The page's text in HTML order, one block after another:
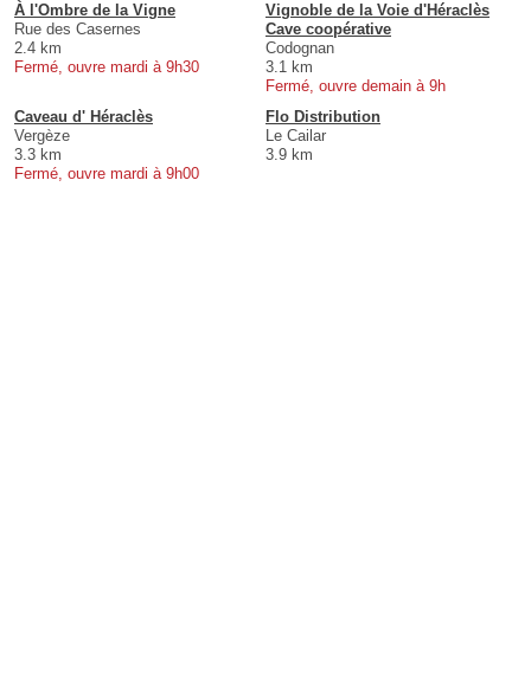
À l'Ombre de la Vigne
Rue des Casernes
2.4 km
Fermé, ouvre mardi à 9h30
Vignoble de la Voie d'Héraclès
Cave coopérative
Codognan
3.1 km
Fermé, ouvre demain à 9h
Caveau d' Héraclès
Vergèze
3.3 km
Fermé, ouvre mardi à 9h00
Flo Distribution
Le Cailar
3.9 km